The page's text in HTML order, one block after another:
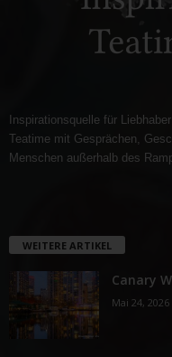
Inspirationsquelle für
Teatime mit Gesprächen,
Menschen außerhalb des
WEITERE ARTIKEL
Canary
Mai 24, 2026